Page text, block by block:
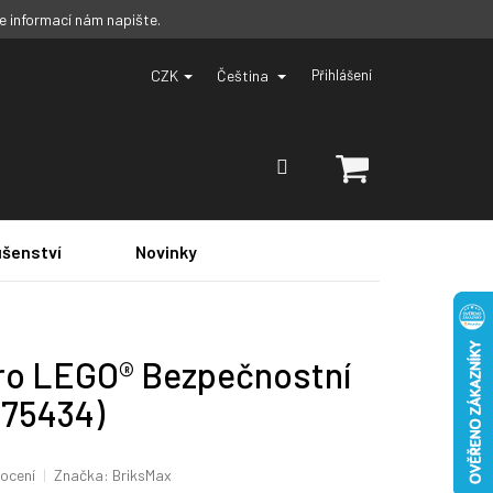
informací nám napište.
CZK Čeština Přihlášení
KOŠÍK
Novinky
LEGO® Bezpečnostní
Značka: BriksMax